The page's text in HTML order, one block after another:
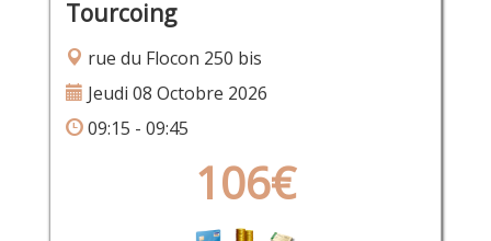
Tourcoing
rue du Flocon 250 bis
Jeudi 08 Octobre 2026
09:15 - 09:45
106€